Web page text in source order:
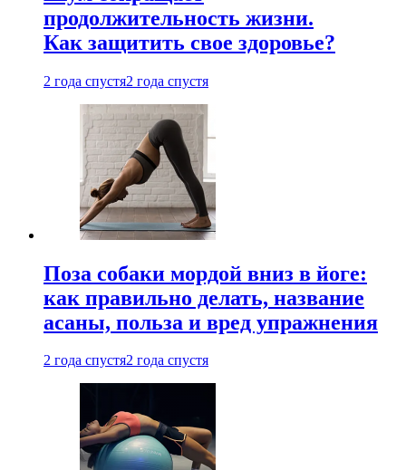
продолжительность жизни.
Как защитить свое здоровье?
2 года спустя2 года спустя
Поза собаки мордой вниз в йоге:
как правильно делать, название
асаны, польза и вред упражнения
2 года спустя2 года спустя